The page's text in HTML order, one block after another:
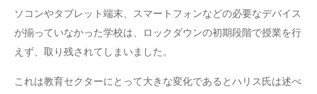
ソコンやタブレット端末、スマートフォンなどの必要なデバイス
が揃っていなかった学校は、ロックダウンの初期段階で授業を行
えず、取り残されてしまいました。
これは教育セクターにとって大きな変化であるとハリス氏は述べ